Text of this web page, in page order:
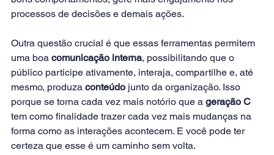
processos de decisões e demais ações.
Outra questão crucial é que essas ferramentas permitem
uma boa comunicação interna, possibilitando que o
público participe ativamente, interaja, compartilhe e, até
mesmo, produza conteúdo junto da organização. Isso
porque se torna cada vez mais notório que a geração C
tem como finalidade trazer cada vez mais mudanças na
forma como as interações acontecem. E você pode ter
certeza que esse é um caminho sem volta.